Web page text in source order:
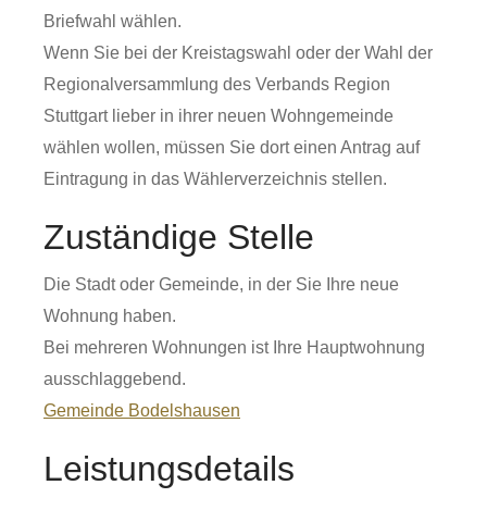
Briefwahl wählen.
Wenn Sie bei der Kreistagswahl oder der Wahl der
Regionalversammlung des Verbands Region
Stuttgart lieber in ihrer neuen Wohngemeinde
wählen wollen, müssen Sie dort einen Antrag auf
Eintragung in das Wählerverzeichnis stellen.
Zuständige Stelle
Die Stadt oder Gemeinde, in der Sie Ihre neue
Wohnung haben.
Bei mehreren Wohnungen ist Ihre Hauptwohnung
ausschlaggebend.
Gemeinde Bodelshausen
Leistungsdetails